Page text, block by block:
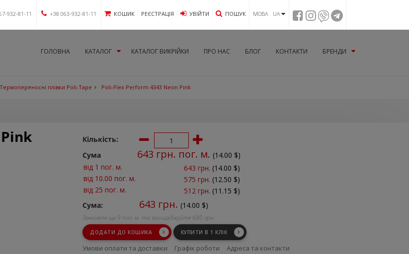
932-81-11 +38 063-932-81-11 КОШИК РЕЄСТРАЦІЯ УВIЙТИ ПОШУК МОВА UA
ГОЛОВНА КАТАЛОГ КАТАЛОГ ВИКРІЙКИ ПРО НАС БЛОГ КОНТАКТИ БРЕНДИ
Термопереносні плівки Poli-Tape Poli-Flex Perform 4343 Neon Pink
Кількість:
Сума
643 грн. пог. м. (14.00 $)
від 1 пог. м.
643 грн. (14.00 $)
від 10.00 пог. м.
575 грн. (12.50 $)
від 25 пог. м.
512 грн. (11.15 $)
Сума:
643 грн. (14.00 $)
Замовте ще 9 пог. м. та заощаджуйте 680 грн.
ДОДАТИ ДО КОШИКА КУПИТИ В 1 КЛІК
Умови оплати та доставки Графік роботи
Адреса та контакти